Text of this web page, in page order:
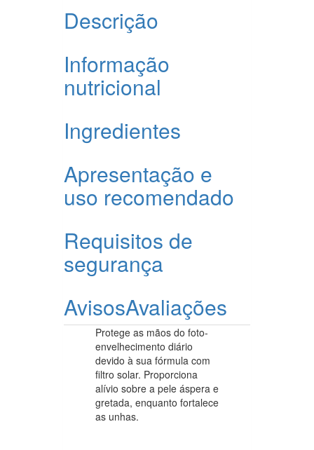
Descrição
Informação
nutricional
Ingredientes
Apresentação e
uso recomendado
Requisitos de
segurança
AvisosAvaliações
Protege as mãos do foto-
envelhecimento diário
devido à sua fórmula com
filtro solar. Proporciona
alívio sobre a pele áspera e
gretada, enquanto fortalece
as unhas.